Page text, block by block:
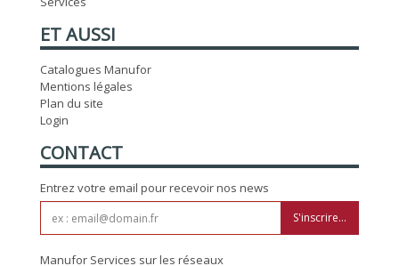
ET AUSSI
Catalogues Manufor
Mentions légales
Plan du site
Login
CONTACT
Entrez votre email pour recevoir nos news
S'inscrire...
Manufor Services sur les réseaux